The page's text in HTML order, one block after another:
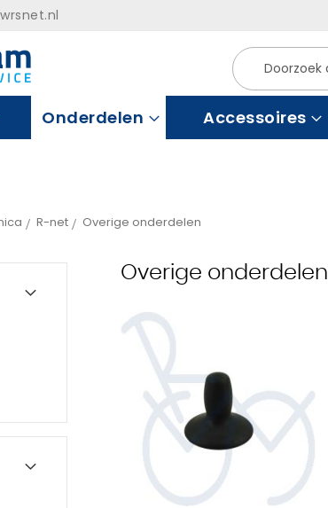
Zoek
Onderdelen Accessoires
R-net Overige onderdelen
Overige onderdelen